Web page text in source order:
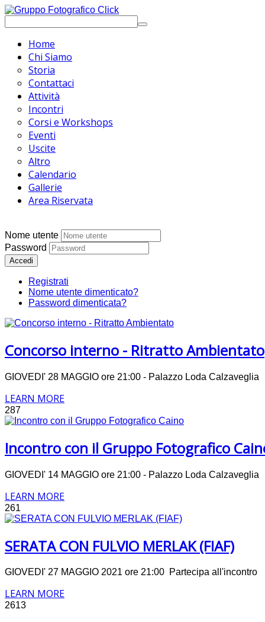
Home
Chi Siamo
Storia
Contattaci
Attività
Incontri
Corsi e Workshops
Eventi
Uscite
Altro
Calendario
Gallerie
Area Riservata
Nome utente
Password
Accedi
Registrati
Nome utente dimenticato?
Password dimenticata?
Concorso interno - Ritratto Ambientato
GIOVEDI' 28 MAGGIO ore 21:00 - Palazzo Loda
LEARN MORE
287
Incontro con il Gruppo Fotografico
GIOVEDI' 14 MAGGIO ore 21:00 - Palazzo Loda
LEARN MORE
261
SERATA CON FULVIO MERLAK (FIAF)
GIOVEDI' 27 MAGGIO 2021 ore 21:00 Partecipa all'incontro
LEARN MORE
2613